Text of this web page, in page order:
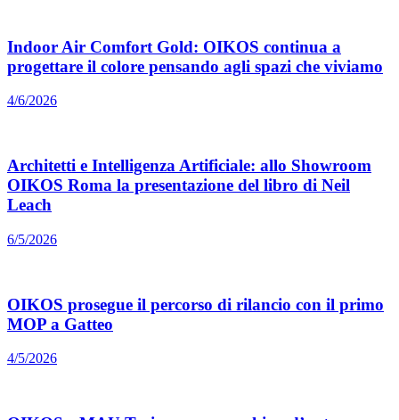
Indoor Air Comfort Gold: OIKOS continua a
progettare il colore pensando agli spazi che viviamo
4/6/2026
Architetti e Intelligenza Artificiale: allo Showroom
OIKOS Roma la presentazione del libro di Neil
Leach
6/5/2026
OIKOS prosegue il percorso di rilancio con il primo
MOP a Gatteo
4/5/2026